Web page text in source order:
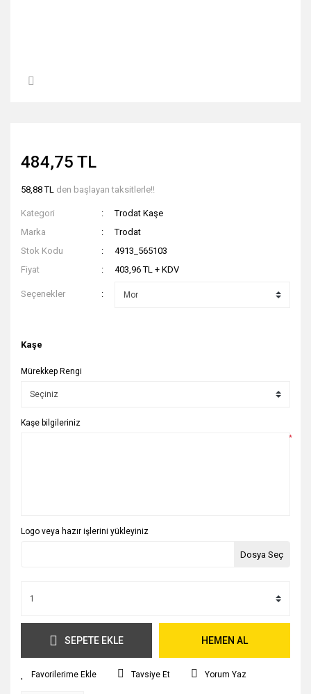
484,75 TL
58,88 TL den başlayan taksitlerle!!
Kategori
Trodat Kaşe
Marka
Trodat
Stok Kodu
4913_565103
Fiyat
403,96 TL + KDV
Seçenekler
Kaşe
Mürekkep Rengi
Kaşe bilgileriniz
*
Logo veya hazır işlerini yükleyiniz
Dosya Seç
SEPETE EKLE HEMEN AL
Tavsiye Et Yorum Yaz